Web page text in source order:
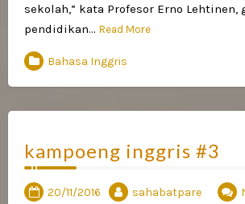
sekolah,” kata Profesor Erno Lehtinen,
pendidikan… Read More
Bahasa Inggris
kampoeng inggris #3
20/11/2016 sahabatpare